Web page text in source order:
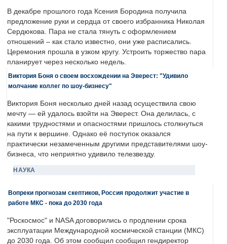
В декабре прошлого года Ксения Бородина получила
предложение руки и сердца от своего избранника Николая
Сердюкова. Пара не стала тянуть с оформлением
отношений – как стало известно, они уже расписались.
Церемония прошла в узком кругу. Устроить торжество пара
планирует через несколько недель.
Виктория Боня о своем восхождении на Эверест: "Удивило
молчание коллег по шоу-бизнесу"
Виктория Боня несколько дней назад осуществила свою
мечту — ей удалось взойти на Эверест. Она делилась, с
какими трудностями и опасностями пришлось столкнуться
на пути к вершине. Однако её поступок оказался
практически незамеченным другими представителями шоу-
бизнеса, что неприятно удивило телезвезду.
НАУКА
Вопреки прогнозам скептиков, Россия продолжит участие в
работе МКС - пока до 2030 года
"Роскосмос" и NASA договорились о продлении срока
эксплуатации Международной космической станции (МКС)
до 2030 года. Об этом сообщил сообщил гендиректор